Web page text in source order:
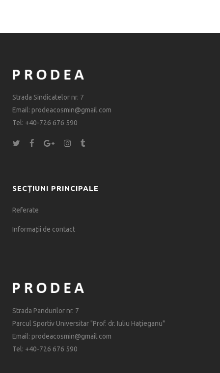
Strada Sindicatelor nr. 7
Email: prodeacosmin@gmail.com
Tel: +40-726 676 590
SECȚIUNI PRINCIPALE
Referate
Informații de contact
Strada Pandurilor nr. 7
Parcul Sportiv Universitar "Prof. dr. Iuliu Haţieganu"
Email: prodeacosmin@gmail.com
Tel: +40-726 676 590